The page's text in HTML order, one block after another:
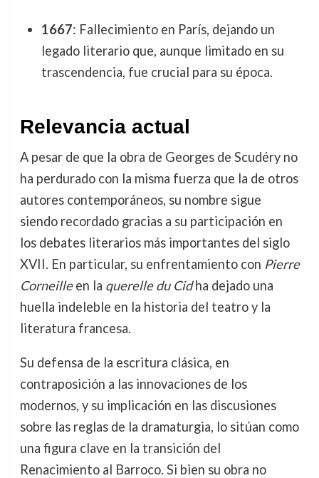
1667: Fallecimiento en París, dejando un
legado literario que, aunque limitado en su
trascendencia, fue crucial para su época.
Relevancia actual
A pesar de que la obra de Georges de Scudéry no
ha perdurado con la misma fuerza que la de otros
autores contemporáneos, su nombre sigue
siendo recordado gracias a su participación en
los debates literarios más importantes del siglo
XVII. En particular, su enfrentamiento con Pierre
Corneilleen la querelle du Cidha dejado una
huella indeleble en la historia del teatro y la
literatura francesa.
Su defensa de la escritura clásica, en
contraposición a las innovaciones de los
modernos, y su implicación en las discusiones
sobre las reglas de la dramaturgia, lo sitúan como
una figura clave en la transición del
Renacimiento al Barroco. Si bien su obra no